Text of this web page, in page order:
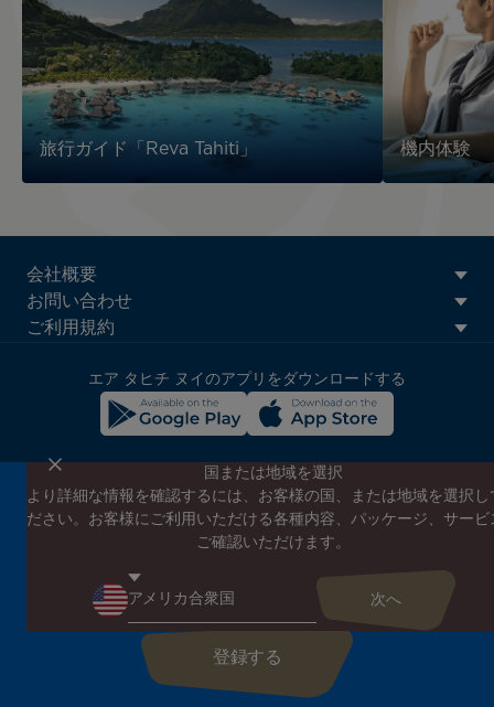
旅行ガイド「Reva Tahiti」 機内体験
ATN:
Footer
menu
会社概要
お問い合わせ
ご利用規約
エア タヒチ ヌイのアプリをダウンロードする
エア タヒチ ヌイのニュースレターに登録する
エア タヒチ ヌイやタヒチの最新情報、スペシャルプロモーショ
国または地域を選択
より詳細な情報を確認するには、お客様の国、または地域を選択し
ださい。お客様にご利用いただける各種内容、パッケージ、サービ
ご確認いただけます。